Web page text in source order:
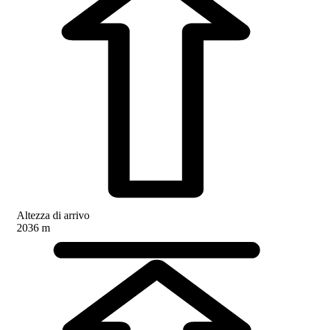
Altezza di arrivo
2036 m